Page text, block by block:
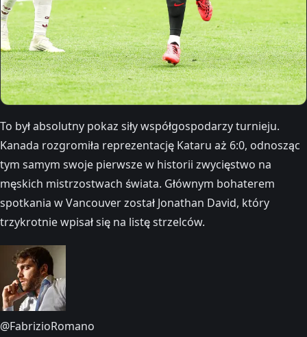
To był absolutny pokaz siły współgospodarzy turnieju.
Kanada rozgromiła reprezentację Kataru aż 6:0, odnosząc
tym samym swoje pierwsze w historii zwycięstwo na
męskich mistrzostwach świata. Głównym bohaterem
spotkania w Vancouver został Jonathan David, który
trzykrotnie wpisał się na listę strzelców.
@FabrizioRomano